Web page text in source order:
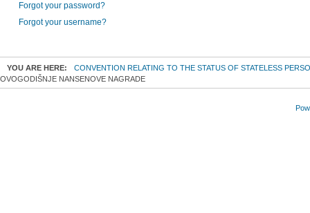
Forgot your password?
Forgot your username?
YOU ARE HERE:
CONVENTION RELATING TO THE STATUS OF STATELESS
OVOGODIŠNJE NANSENOVE NAGRADE